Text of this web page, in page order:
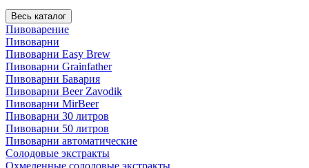
Весь каталог
Пивоварение
Пивоварни
Пивоварни Easy Brew
Пивоварни Grainfather
Пивоварни Бавария
Пивоварни Beer Zavodik
Пивоварни MirBeer
Пивоварни 30 литров
Пивоварни 50 литров
Пивоварни автоматические
Солодовые экстракты
Охмеленные солодовые экстракты